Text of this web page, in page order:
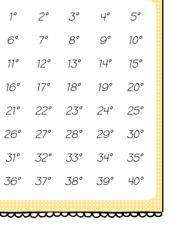
1° 2° 3° 4°
5°
6°
7° 8° 9°
10°
11°
12° 13° 14°
15°
16°
17° 18° 19°
20°
21°
22° 23° 24°
25°
26°
27° 28° 29°
30°
31°
32° 33° 34°
35°
36°
37° 38° 39° 40°